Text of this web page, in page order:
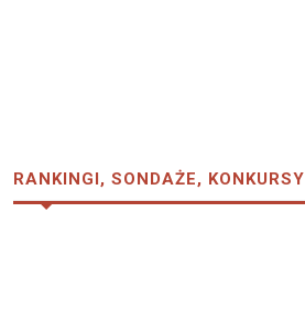
RANKINGI, SONDAŻE, KONKURSY